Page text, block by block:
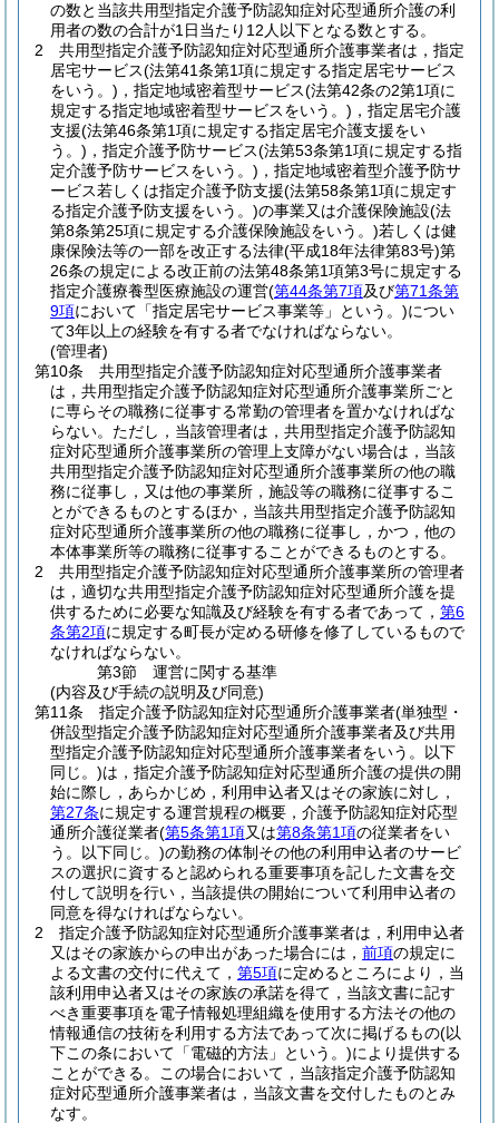
の数と当該共用型指定介護予防認知症対応型通所介護の利
用者の数の合計が1日当たり12人以下となる数とする。
2
共用型指定介護予防認知症対応型通所介護事業者は，指定
居宅サービス(法第41条第1項に規定する指定居宅サービス
をいう。) ，指定地域密着型サービス(法第42条の2第1項に
規定する指定地域密着型サービスをいう。) ，指定居宅介護
支援(法第46条第1項に規定する指定居宅介護支援をい
う。) ，指定介護予防サービス(法第53条第1項に規定する指
定介護予防サービスをいう。) ，指定地域密着型介護予防サ
ービス若しくは指定介護予防支援(法第58条第1項に規定す
る指定介護予防支援をいう。)の事業又は介護保険施設(法
第8条第25項に規定する介護保険施設をいう。)若しくは健
康保険法等の一部を改正する法律(平成18年法律第83号)第
26条の規定による改正前の法第48条第1項第3号に規定する
指定介護療養型医療施設の運営(第44条第7項及び第71条第
9項において「指定居宅サービス事業等」という。)につい
て3年以上の経験を有する者でなければならない。
(管理者)
第10条
共用型指定介護予防認知症対応型通所介護事業者
は，共用型指定介護予防認知症対応型通所介護事業所ごと
に専らその職務に従事する常勤の管理者を置かなければな
らない。 ただし，当該管理者は，共用型指定介護予防認知
症対応型通所介護事業所の管理上支障がない場合は，当該
共用型指定介護予防認知症対応型通所介護事業所の他の職
務に従事し，又は他の事業所，施設等の職務に従事するこ
とができるものとするほか，当該共用型指定介護予防認知
症対応型通所介護事業所の他の職務に従事し，かつ，他の
本体事業所等の職務に従事することができるものとする。
2
共用型指定介護予防認知症対応型通所介護事業所の管理者
は，適切な共用型指定介護予防認知症対応型通所介護を提
供するために必要な知識及び経験を有する者であって， 第6
条第2項に規定する町長が定める研修を修了しているもので
なければならない。
第3節
運営に関する基準
(内容及び手続の説明及び同意)
第11条
指定介護予防認知症対応型通所介護事業者(単独型・
併設型指定介護予防認知症対応型通所介護事業者及び共用
型指定介護予防認知症対応型通所介護事業者をいう。以下
同じ。)は，指定介護予防認知症対応型通所介護の提供の開
始に際し，あらかじめ，利用申込者又はその家族に対し，
第27条に規定する運営規程の概要，介護予防認知症対応型
通所介護従業者(第5条第1項又は第8条第1項の従業者をい
う。以下同じ。)の勤務の体制その他の利用申込者のサービ
スの選択に資すると認められる重要事項を記した文書を交
付して説明を行い，当該提供の開始について利用申込者の
同意を得なければならない。
2
指定介護予防認知症対応型通所介護事業者は，利用申込者
又はその家族からの申出があった場合には， 前項の規定に
よる文書の交付に代えて， 第5項に定めるところにより，当
該利用申込者又はその家族の承諾を得て，当該文書に記す
べき重要事項を電子情報処理組織を使用する方法その他の
情報通信の技術を利用する方法であって次に掲げるもの(以
下この条において「電磁的方法」という。)により提供する
ことができる。
この場合において，当該指定介護予防認知
症対応型通所介護事業者は，当該文書を交付したものとみ
なす。